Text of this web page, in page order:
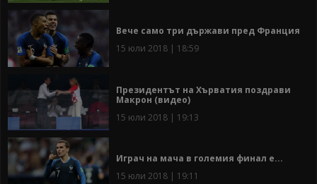
Вече само три държави пред Франция
15 юли 2018 | 18:59
Президентът на Хърватия поздрави
Макрон (видео)
15 юли 2018 | 19:13
Играч на мача в големия финал е...
15 юли 2018 | 19:11